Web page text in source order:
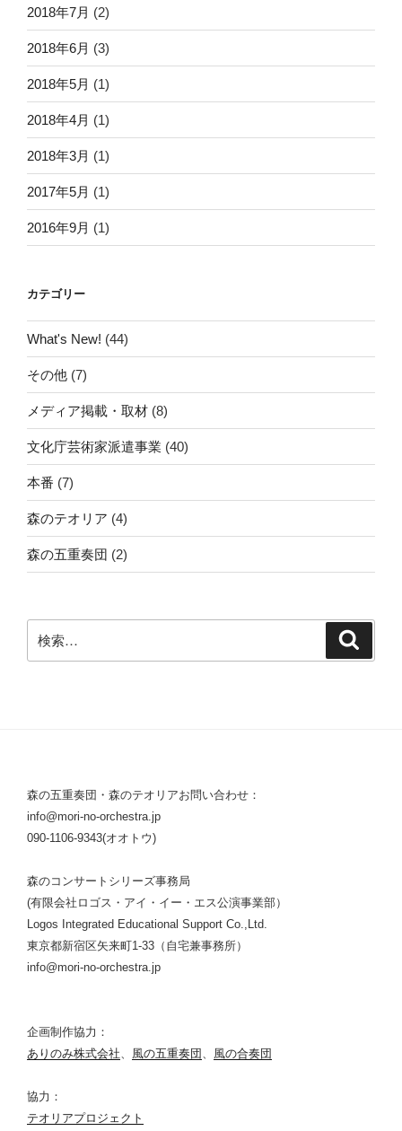
2018年7月 (2)
2018年6月 (3)
2018年5月 (1)
2018年4月 (1)
2018年3月 (1)
2017年5月 (1)
2016年9月 (1)
カテゴリー
What's New! (44)
その他 (7)
メディア掲載・取材 (8)
文化庁芸術家派遣事業 (40)
本番 (7)
森のテオリア (4)
森の五重奏団 (2)
索:
森の五重奏団・森のテオリアお問い合わせ：
info@mori-no-orchestra.jp
090-1106-9343(オオトウ)
森のコンサートシリーズ事務局
(有限会社ロゴス・アイ・イー・エス公演事業部）
Logos Integrated Educational Support Co.,Ltd.
東京都新宿区矢来町1-33（自宅兼事務所）
info@mori-no-orchestra.jp
企画制作協力：
ありのみ株式会社、 風の五重奏団 、 風の合奏団
協力：
テオリアプロジェクト